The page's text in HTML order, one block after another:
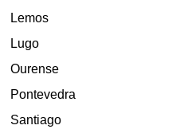
Lemos
Lugo
Ourense
Pontevedra
Santiago